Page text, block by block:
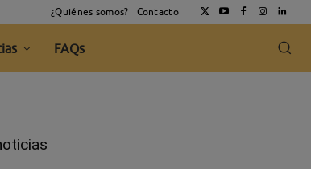
¿Quiénes somos? Contacto
FAQs